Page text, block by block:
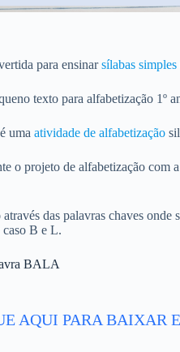
para ensinarsílabas simples
texto para alfabetização 1º
uma atividade de alfabetização
o projeto de alfabetização
das palavras chaves onde
caso B e L.
BALA
AQUI PARA BAIXAR